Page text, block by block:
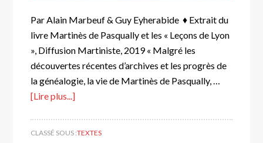
Par Alain Marbeuf & Guy Eyherabide ♦ Extrait du
livre Martinès de Pasqually et les « Leçons de Lyon
», Diffusion Martiniste, 2019 « Malgré les
découvertes récentes d’archives et les progrès de
la généalogie, la vie de Martinès de Pasqually, …
[Lire plus...]
CLASSÉ SOUS :TEXTES